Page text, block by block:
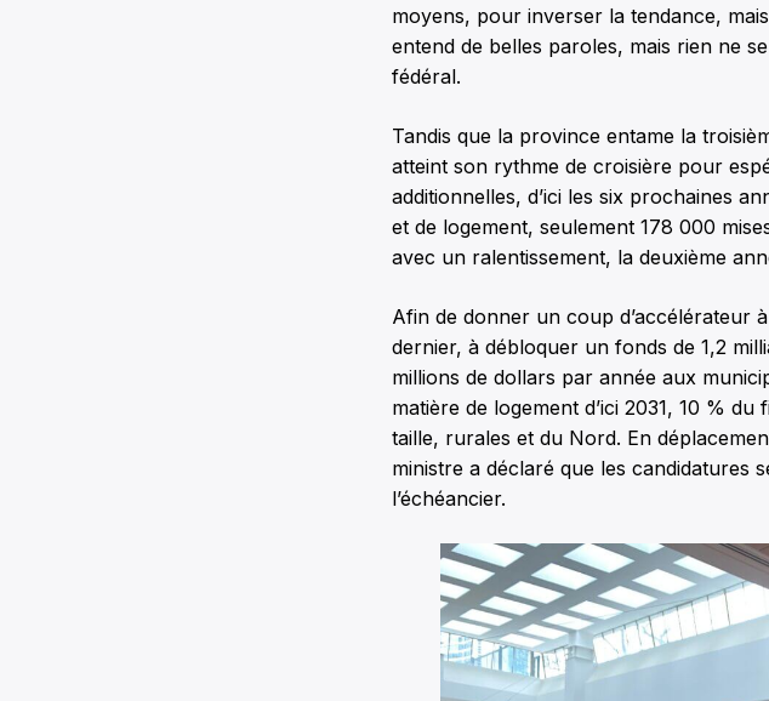
moyens, pour inverser la tendance,
entend de belles paroles, mais rien ne
fédéral.
Tandis que la province entame la
atteint son rythme de croisière pour
additionnelles, d’ici les six prochaines
et de logement, seulement 178 000
avec un ralentissement, la deuxième
Afin de donner un coup d’accélérateur
dernier, à débloquer un fonds de 1,2
millions de dollars par année aux
matière de logement d’ici 2031, 10 %
taille, rurales et du Nord. En
ministre a déclaré que les candidatures
l’échéancier.